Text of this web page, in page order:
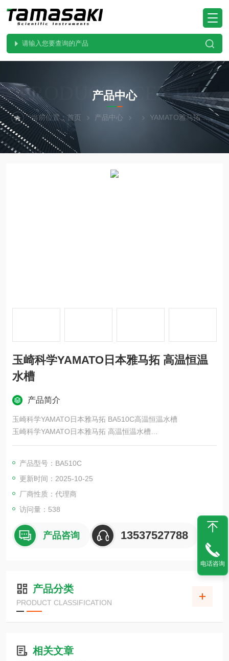
PRODUCTS CENTER
产品中心
当前位置：首页 产品中心 YAMATO雅马拓
玉崎科学YAMATO日本雅马拓 高温恒温
水槽
产品简介
玉崎科学YAMATO日本雅马拓 BA510C高温恒温水槽
玉崎科学YAMATO日本雅马拓 高温恒温水槽
特点
能良好的不锈钢材质。
控制器与油浴分离，可在最远2m（电缆长度）的距离内安全运
行。
油浴底部设有凹槽，可有效防止搭配磁力搅拌器使用时，因振动
产品型号：BA510C
更新时间：2025-10-25
厂商性质：代理商
访问量：538
产品咨询 13537527788
产品分类
PRODUCT CLASSIFICATION
相关文章
电话咨询